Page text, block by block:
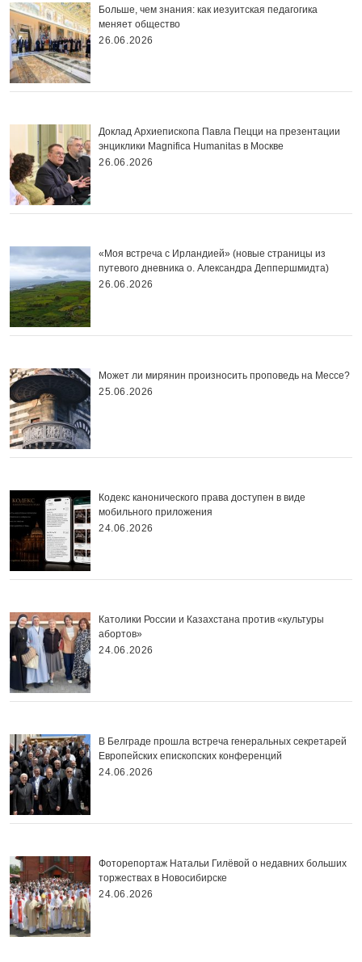
Больше, чем знания: как иезуитская педагогика
меняет общество
26.06.2026
Доклад Архиепископа Павла Пецци на презентации
энциклики Magnifica Нumanitas в Москве
26.06.2026
«Моя встреча с Ирландией» (новые страницы из
путевого дневника о. Александра Деппершмидта)
26.06.2026
Может ли мирянин произносить проповедь на Мессе?
25.06.2026
Кодекс канонического права доступен в виде
мобильного приложения
24.06.2026
Католики России и Казахстана против «культуры
абортов»
24.06.2026
В Белграде прошла встреча генеральных секретарей
Европейских епископских конференций
24.06.2026
Фоторепортаж Натальи Гилёвой о недавних больших
торжествах в Новосибирске
24.06.2026